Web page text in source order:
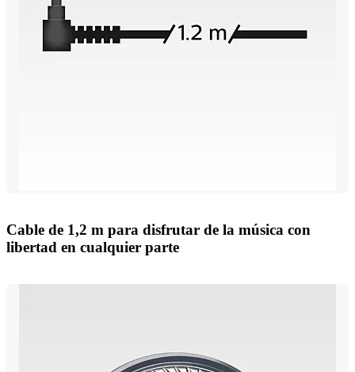
Cable de 1,2 m para disfrutar de la música con
libertad en cualquier parte